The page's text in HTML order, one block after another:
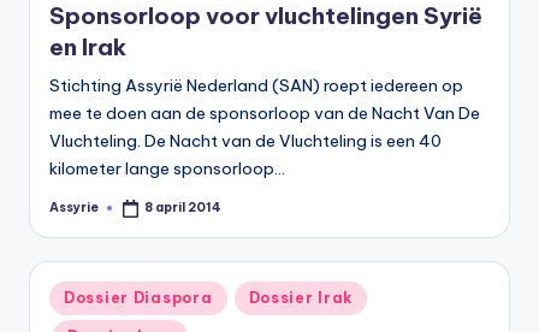
N
e
d
Sponsorloop voor vluchtelingen Syrië
en Irak
Stichting Assyrië Nederland (SAN) roept iedereen op
mee te doen aan de sponsorloop van de Nacht Van De
Vluchteling. De Nacht van de Vluchteling is een 40
kilometer lange sponsorloop…
Geplaatst
Assyrie 8 april 2014
Geplaatst
in
Dossier Diaspora Dossier Irak